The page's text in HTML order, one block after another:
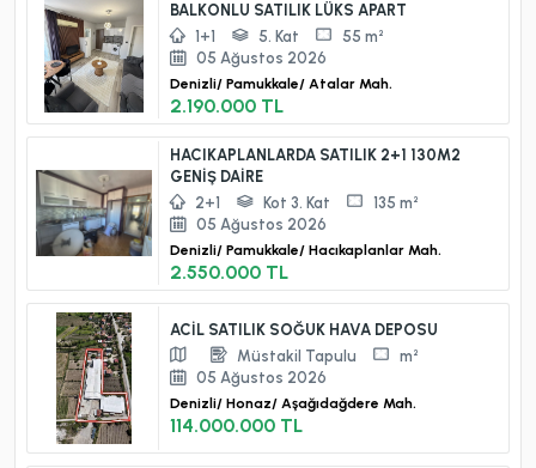
BALKONLU SATILIK LÜKS APART
1+1
5. Kat
55 m²
05 Ağustos 2026
Denizli/ Pamukkale/ Atalar Mah.
2.190.000 TL
HACIKAPLANLARDA SATILIK 2+1 130M2
GENİŞ DAİRE
2+1
Kot 3. Kat
135 m²
05 Ağustos 2026
Denizli/ Pamukkale/ Hacıkaplanlar Mah.
2.550.000 TL
ACİL SATILIK SOĞUK HAVA DEPOSU
Müstakil Tapulu
m²
05 Ağustos 2026
Denizli/ Honaz/ Aşağıdağdere Mah.
114.000.000 TL